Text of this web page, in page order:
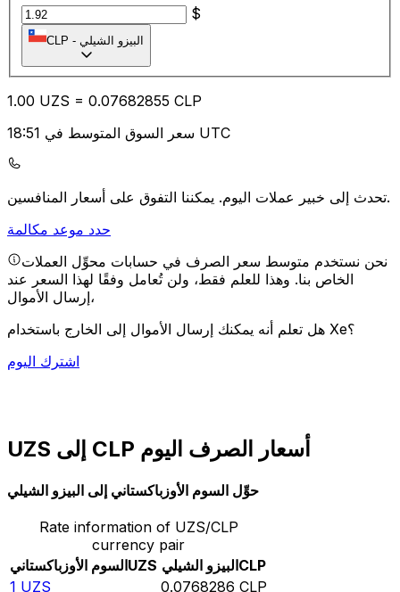
$
CLP - البيزو الشيلي
1.00 UZS = 0.07682855 CLP
سعر السوق المتوسط في 18:51 UTC
تحدث إلى خبير عملات اليوم.يمكننا التفوق على أسعار المنافسين.
حدد موعد مكالمة
نحن نستخدم متوسط سعر الصرف في حسابات محوِّل العملات
الخاص بنا. وهذا للعلم فقط، ولن تُعامل وفقًا لهذا السعر عند
إرسال الأموال،
هل تعلم أنه يمكنك إرسال الأموال إلى الخارج باستخدام Xe؟
اشترك اليوم
UZS إلى CLP أسعار الصرف اليوم
حوِّل السوم الأوزباكستاني إلى البيزو الشيلي
Rate information of UZS/CLP
currency pair
السوم الأوزباكستانيUZS البيزو الشيليCLP
1 UZS 0.0768286 CLP